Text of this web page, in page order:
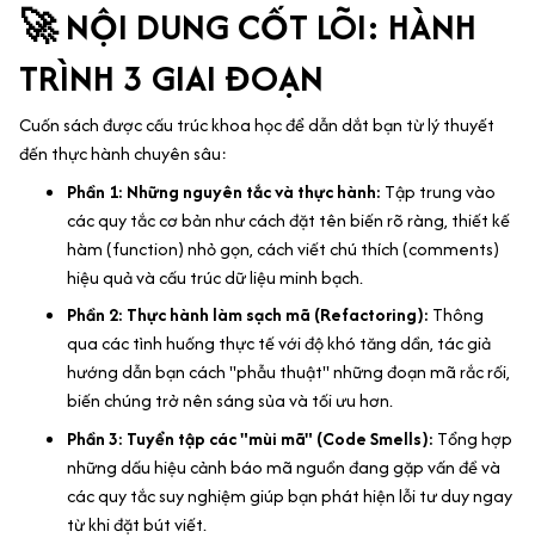
🚀 NỘI DUNG CỐT LÕI: HÀNH
TRÌNH 3 GIAI ĐOẠN
Cuốn sách được cấu trúc khoa học để dẫn dắt bạn từ lý thuyết
đến thực hành chuyên sâu:
Phần 1: Những nguyên tắc và thực hành: Tập trung vào
các quy tắc cơ bản như cách đặt tên biến rõ ràng, thiết kế
hàm (function) nhỏ gọn, cách viết chú thích (comments)
hiệu quả và cấu trúc dữ liệu minh bạch.
Phần 2: Thực hành làm sạch mã (Refactoring): Thông
qua các tình huống thực tế với độ khó tăng dần, tác giả
hướng dẫn bạn cách "phẫu thuật" những đoạn mã rắc rối,
biến chúng trở nên sáng sủa và tối ưu hơn.
Phần 3: Tuyển tập các "mùi mã" (Code Smells): Tổng hợp
những dấu hiệu cảnh báo mã nguồn đang gặp vấn đề và
các quy tắc suy nghiệm giúp bạn phát hiện lỗi tư duy ngay
từ khi đặt bút viết.